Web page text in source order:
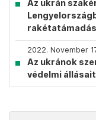
Az ukrán
2022. November
Az ukránok
védelmi